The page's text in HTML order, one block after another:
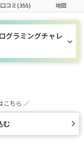
口コミ(355) 地図
グラミングチャレ
こちら ／
む